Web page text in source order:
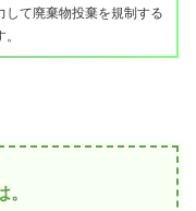
して廃棄物投棄を規制する